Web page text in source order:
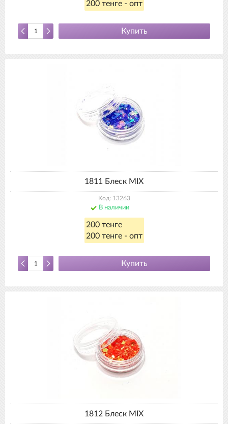
200 тенге - опт
Купить
1811 Блеск MIX
Код: 13263
В наличии
200 тенге
200 тенге - опт
Купить
1812 Блеск MIX